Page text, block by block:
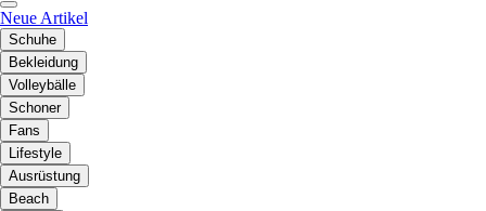
Neue Artikel
Schuhe
Bekleidung
Volleybälle
Schoner
Fans
Lifestyle
Ausrüstung
Beach